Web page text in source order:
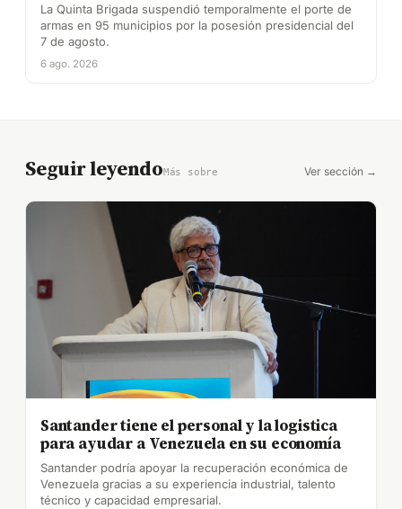
La Quinta Brigada suspendió temporalmente el porte de
armas en 95 municipios por la posesión presidencial del
7 de agosto.
6 ago. 2026
Seguir leyendoMás sobre Ver sección →
Santander tiene el personal y la logistica
para ayudar a Venezuela en su economía
Santander podría apoyar la recuperación económica de
Venezuela gracias a su experiencia industrial, talento
técnico y capacidad empresarial.